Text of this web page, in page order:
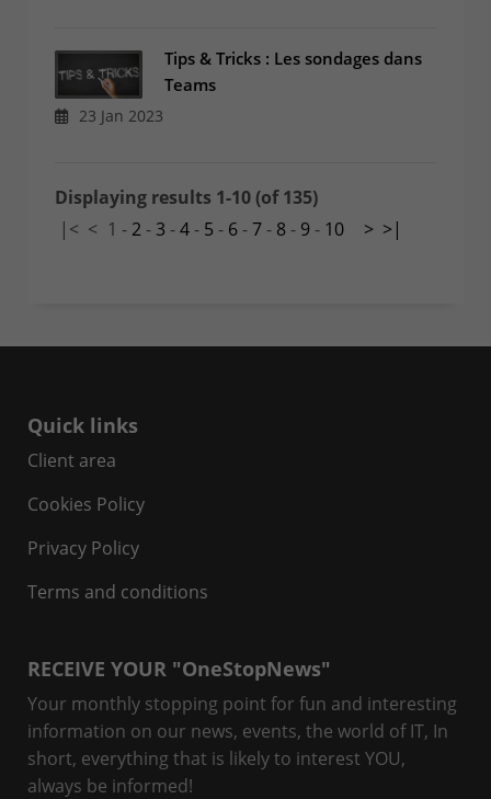
Tips & Tricks : Les sondages dans
Teams
23 Jan 2023
Displaying results 1-10 (of 135)
|< < 1 - 2- 3 -4- 5 - 6-7- 8- 9- 10 > >|
Quick links
Client area
Cookies Policy
Privacy Policy
Terms and conditions
RECEIVE YOUR "OneStopNews"
Your monthly stopping point for fun and interesting
information on our news, events, the world of IT, In
short, everything that is likely to interest YOU,
always be informed!